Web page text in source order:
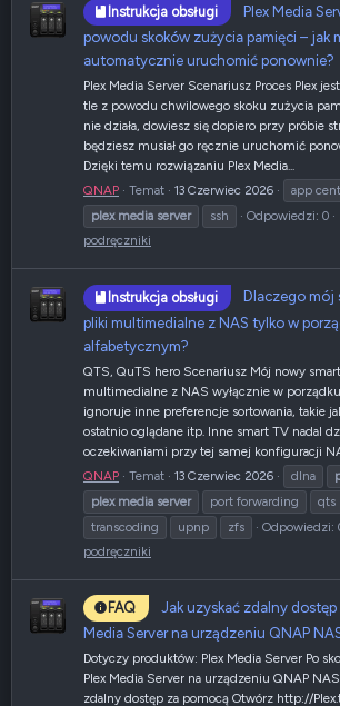
Instrukcja obsługi
Plex Media
powodu skoków zużycia pamięci – jak
automatycznie uruchomić ponownie?
Plex Media Server Scenariusz Proces Plex
tle z powodu chwilowego skoku zużycia
nie działa, dowiesz się dopiero przy próbie
będziesz musiał go ręcznie uruchomić
Dzięki temu rozwiązaniu Plex Media...
QNAP
Temat 13 Czerwiec 2026 app
plex media server ssh Odpowiedzi: 0
podręczniki
Instrukcja obsługi
Dlaczego mój
pliki multimedialne z NAS tylko w
alfabetycznym?
QTS, QuTS hero Scenariusz Mój nowy
multimedialne z NAS wyłącznie w
ignoruje inne preferencje sortowania, takie
ostatnio oglądane itp. Inne smart TV nadal
oczekiwaniami przy tej samej konfiguracji
QNAP
Temat 13 Czerwiec 2026 dlna
plex media server port forwarding qts
transcoding
upnp zfs Odpowiedzi:
podręczniki
FAQ
Jak uzyskać zdalny dostęp
Media Server na urządzeniu QNAP
Dotyczy produktów: Plex Media Server Po
Plex Media Server na urządzeniu QNAP
zdalny dostęp za pomocą Otwórz http://